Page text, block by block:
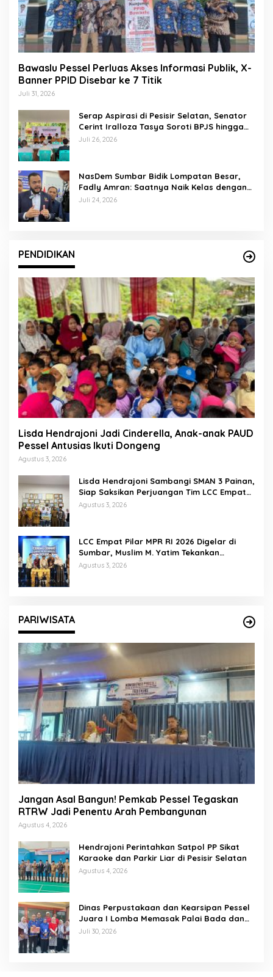
Bawaslu Pessel Perluas Akses Informasi Publik, X-
Banner PPID Disebar ke 7 Titik
Juli 31, 2026
Serap Aspirasi di Pesisir Selatan, Senator
Cerint Iralloza Tasya Soroti BPJS hingga
Kurikulum Merdeka
Juli 26, 2026
NasDem Sumbar Bidik Lompatan Besar,
Fadly Amran: Saatnya Naik Kelas dengan
Kader Berkualitas
Juli 24, 2026
PENDIDIKAN
Lisda Hendrajoni Jadi Cinderella, Anak-anak PAUD
Pessel Antusias Ikuti Dongeng
Agustus 3, 2026
Lisda Hendrajoni Sambangi SMAN 3 Painan,
Siap Saksikan Perjuangan Tim LCC Empat
Pilar di Jakarta
Agustus 3, 2026
LCC Empat Pilar MPR RI 2026 Digelar di
Sumbar, Muslim M. Yatim Tekankan
Pentingnya Karakter Generasi Muda
Agustus 3, 2026
PARIWISATA
Jangan Asal Bangun! Pemkab Pessel Tegaskan
RTRW Jadi Penentu Arah Pembangunan
Agustus 4, 2026
Hendrajoni Perintahkan Satpol PP Sikat
Karaoke dan Parkir Liar di Pesisir Selatan
Agustus 4, 2026
Dinas Perpustakaan dan Kearsipan Pessel
Juara I Lomba Memasak Palai Bada dan
Lamang Golek
Juli 30, 2026